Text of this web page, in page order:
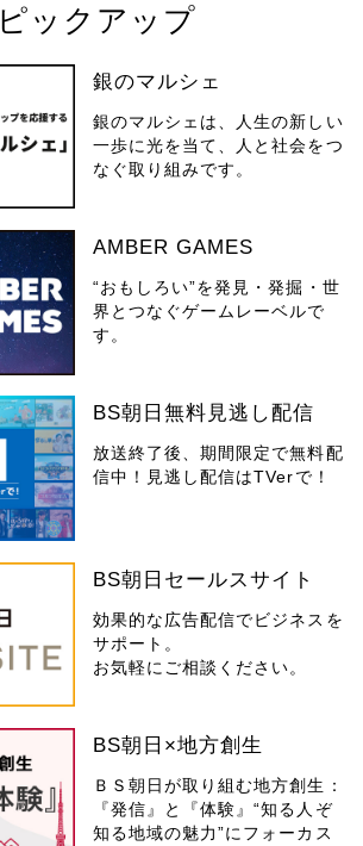
ピックアップ
銀のマルシェ
銀のマルシェは、人生の新しい
一歩に光を当て、人と社会をつ
なぐ取り組みです。
AMBER GAMES
“おもしろい”を発見・発掘・世
界とつなぐゲームレーベルで
す。
BS朝日無料見逃し配信
放送終了後、期間限定で無料配
信中！見逃し配信はTVerで！
BS朝日セールスサイト
効果的な広告配信でビジネスを
サポート。
お気軽にご相談ください。
BS朝日×地方創生
ＢＳ朝日が取り組む地方創生：
『発信』と『体験』“知る人ぞ
知る地域の魅力”にフォーカス